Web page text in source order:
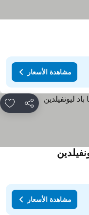
الأسعار
مشاهدة الأسعار
مشاركة
مشاهدة الأسعار
مشاهدة الأسعار